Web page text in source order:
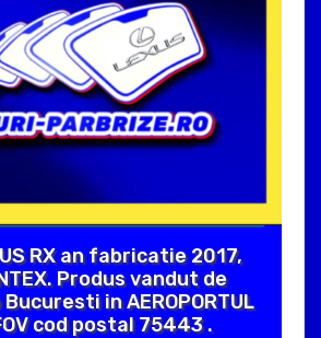
RX an fabricatie 2017,
Produs vandut de
in AEROPORTUL
cod postal 75443 .